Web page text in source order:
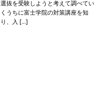
選抜を受験しようと考えて調べてい
くうちに富士学院の対策講座を知
り、入 […]